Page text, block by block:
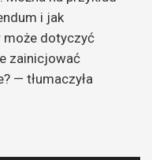
i jak
może dotyczyć
zainicjować
— tłumaczyła